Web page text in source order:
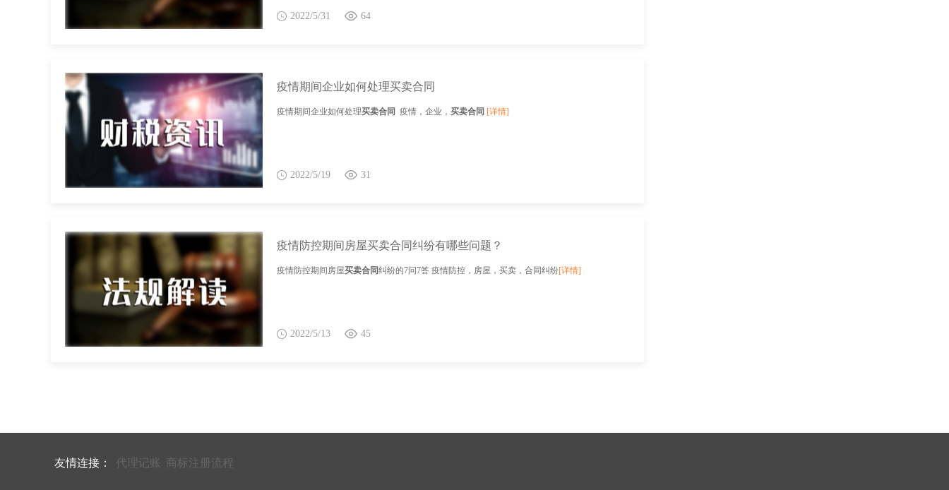
2022/5/31 64
疫情期间企业如何处理买卖合同
疫情期间企业如何处理买卖合同 疫情，企业， 买卖合同 [详情]
2022/5/19 31
疫情防控期间房屋买卖合同纠纷有哪些问题？
疫情防控期间房屋买卖合同纠纷的7问7答 疫情防控，房屋，买卖，合同纠纷[详情]
2022/5/13 45
友情连接： 代理记账 商标注册流程